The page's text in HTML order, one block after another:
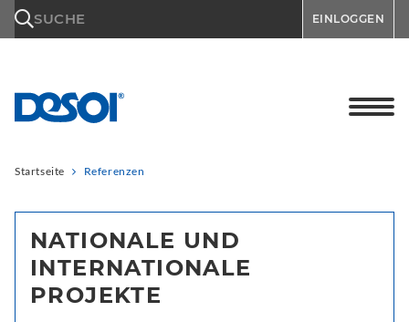
SUCHE EINLOGGEN
Startseite Referenzen
NATIONALE UND
INTERNATIONALE
PROJEKTE